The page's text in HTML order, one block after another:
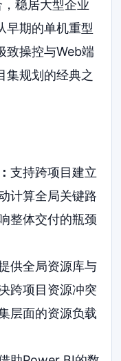
稳居大型企业
早期的单机重型
致操控与Web端
集规划的经典之
支持跨项目建立
计算全局关键路
整体交付的瓶颈
供全局资源库与
跨项目资源冲突
层面的资源负载